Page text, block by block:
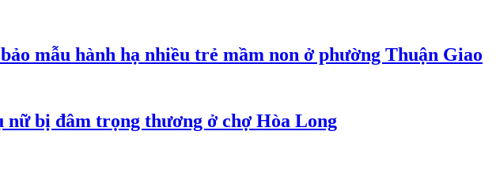
mẫu hành hạ nhiều trẻ mầm non ở phường Thuận Giao
bị đâm trọng thương ở chợ Hòa Long